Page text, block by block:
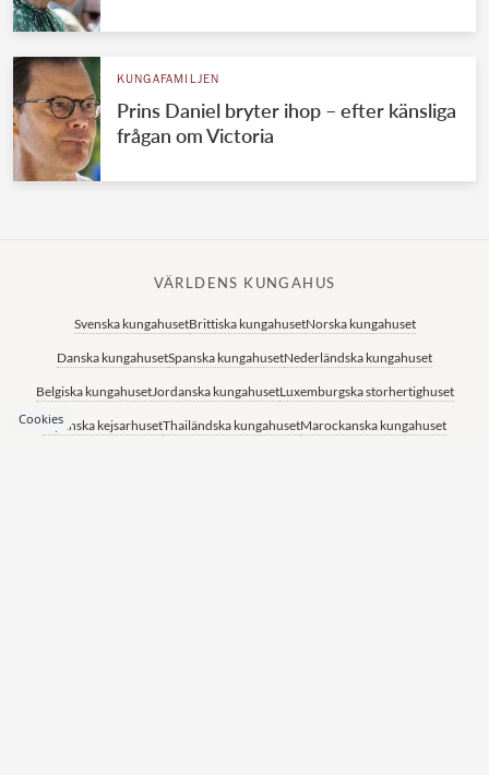
KUNGAFAMILJEN
Prins Daniel bryter ihop – efter känsliga
frågan om Victoria
VÄRLDENS KUNGAHUS
Svenska kungahusetBrittiska kungahusetNorska kungahuset
Danska kungahusetSpanska kungahusetNederländska kungahuset
Belgiska kungahusetJordanska kungahusetLuxemburgska storhertighuset
Japanska kejsarhusetThailändska kungahusetMarockanska kungahuset
Cookies